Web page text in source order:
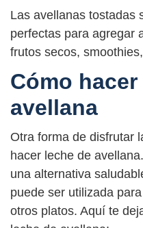
Las avellanas tostadas
perfectas para agregar
frutos secos,
Cómo
avellana
Otra forma de disfrutar
hacer leche de
una alternativa
puede ser utilizada
otros platos. Aquí te